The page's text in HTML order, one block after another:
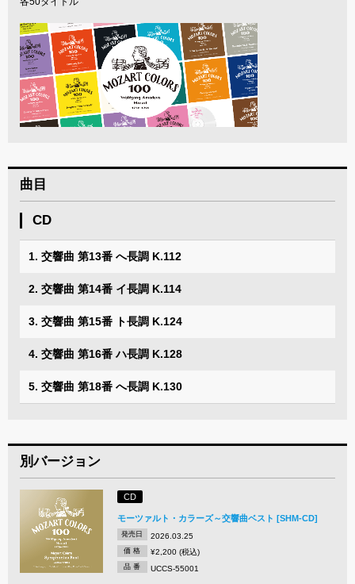
曲目
CD
1. 交響曲 第13番 へ長調 K.112
2. 交響曲 第14番 イ長調 K.114
3. 交響曲 第15番 ト長調 K.124
4. 交響曲 第16番 ハ長調 K.128
5. 交響曲 第18番 へ長調 K.130
別バージョン
CD
モーツァルト・カラーズ～交響曲ベスト [SHM-CD]
発売日 2026.03.25
価 格 ¥2,200 (税込)
品 番 UCCS-55001